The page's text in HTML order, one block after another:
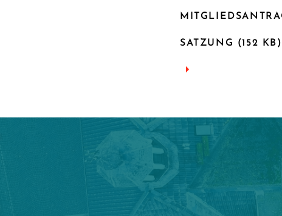
SATZUNG (152 KB)